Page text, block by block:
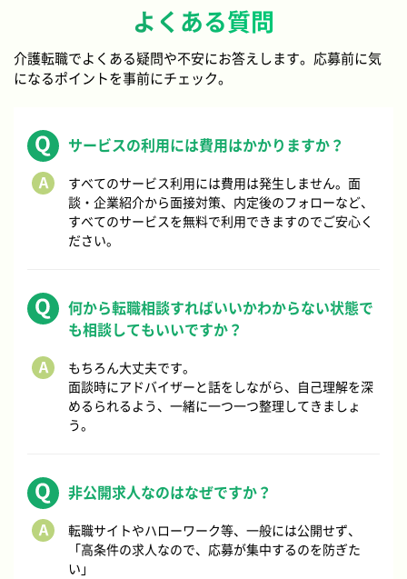
よくある質問
介護転職でよくある疑問や不安にお答えします。応募前に気
になるポイントを事前にチェック。
サービスの利用には費用はかかりますか？
すべてのサービス利用には費用は発生しません。面
談・企業紹介から面接対策、内定後のフォローなど、
すべてのサービスを無料で利用できますのでご安心く
ださい。
何から転職相談すればいいかわからない状態で
も相談してもいいですか？
もちろん大丈夫です。
面談時にアドバイザーと話をしながら、自己理解を深
めるられるよう、一緒に一つ一つ整理してきましょ
う。
非公開求人なのはなぜですか？
転職サイトやハローワーク等、一般には公開せず、
「高条件の求人なので、応募が集中するのを防ぎた
い」